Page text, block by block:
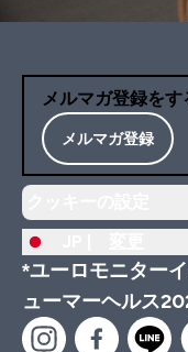
メルマガ登録をす
メルマガ登録
*ユーロモニター
ューマーヘルス